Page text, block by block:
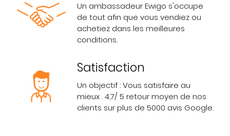
Un ambassadeur Ewigo s'occupe
de tout afin que vous vendiez ou
achetiez dans les meilleures
conditions.
Satisfaction
Un objectif : Vous satisfaire au
mieux . 4,7/ 5 retour moyen de nos
clients sur plus de 5000 avis Google.